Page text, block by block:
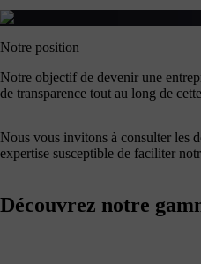
Notre position
Notre objectif de devenir une
de transparence tout au long de
Nous vous invitons à consulter les
expertise susceptible de faciliter
Découvrez notre